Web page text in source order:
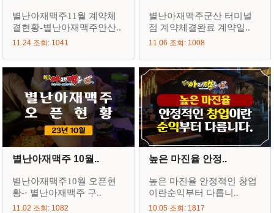
별난아재맥주11월 계약체
결현황-별난아재맥주안산..
11.24 조회: 1041
별난아재맥주군산 터미널
점 계약체결완료 계약일..
11.06 조회: 1008
별난아재맥주 10월..
별난아재맥주10월 오픈현
황-· 별난아재맥주 구..
11.02 조회: 1082
높은 마진율 안정..
높은 마진율 안정적인 창업
이란순익부터 다릅니..
10.05 조회: 1817